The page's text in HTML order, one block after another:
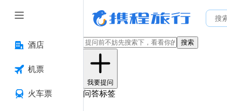
酒店
机票
火车票
搜索
我要提问
问答标签